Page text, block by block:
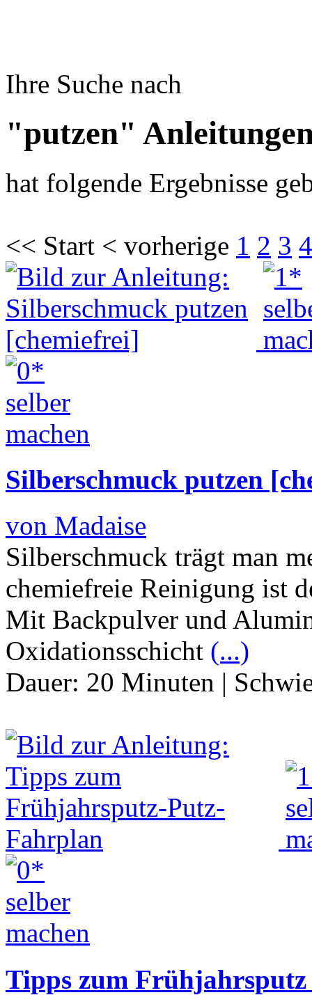
Ihre Suche nach
"putzen"
hat folgende Ergebnisse
<< Start < vorherige 1 2 3 4
Silberschmuck putzen
von Madaise
Silberschmuck trägt man
chemiefreie Reinigung ist
Mit Backpulver und
Oxidationsschicht (...)
Dauer: 20 Minuten |
Tipps zum